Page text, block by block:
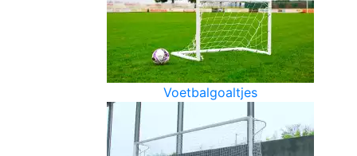
Voetbalgoaltjes